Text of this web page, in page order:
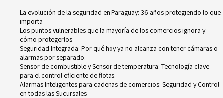
La evolución de la seguridad en Paraguay: 36 años protegiendo lo que
importa
Los puntos vulnerables que la mayoría de los comercios ignora y
cómo protegerlos
Seguridad Integrada: Por qué hoy ya no alcanza con tener cámaras o
alarmas por separado.
Sensor de combustible y Sensor de temperatura: Tecnología clave
para el control eficiente de flotas.
Alarmas Inteligentes para cadenas de comercios: Seguridad y Control
en todas las Sucursales